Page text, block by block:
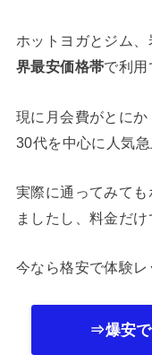
ホットヨガとジム
界最安価格帯で利用
現に月会費がとに
30代を中心に人気急
実際に通ってみて
ましたし、料金だ
今なら格安で体験
⇒爆安で